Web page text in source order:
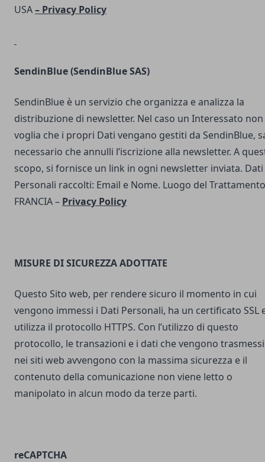
USA– Privacy Policy
SendinBlue(SendinBlue SAS)
SendinBlue è un servizio che organizza e analizza la
distribuzione di newsletter. Nel caso un Interessato non
voglia che i propri Dati vengano gestiti da SendinBlue,
necessario che annulli l’iscrizione alla newsletter. A
scopo, si fornisce un link in ogni newsletter inviata. Dati
Personali raccolti: Email e Nome. Luogo del
FRANCIA – Privacy Policy
MISURE DI SICUREZZA ADOTTATE
Questo Sito web, per rendere sicuro il momento in cui
vengono immessi i Dati Personali, ha un certificato SSL
utilizza il protocollo HTTPS. Con l’utilizzo di questo
protocollo, le transazioni e i dati che vengono trasmessi
nei siti web avvengono con la massima sicurezza e il
contenuto della comunicazione non viene letto o
manipolato in alcun modo da terze parti.
reCAPTCHA